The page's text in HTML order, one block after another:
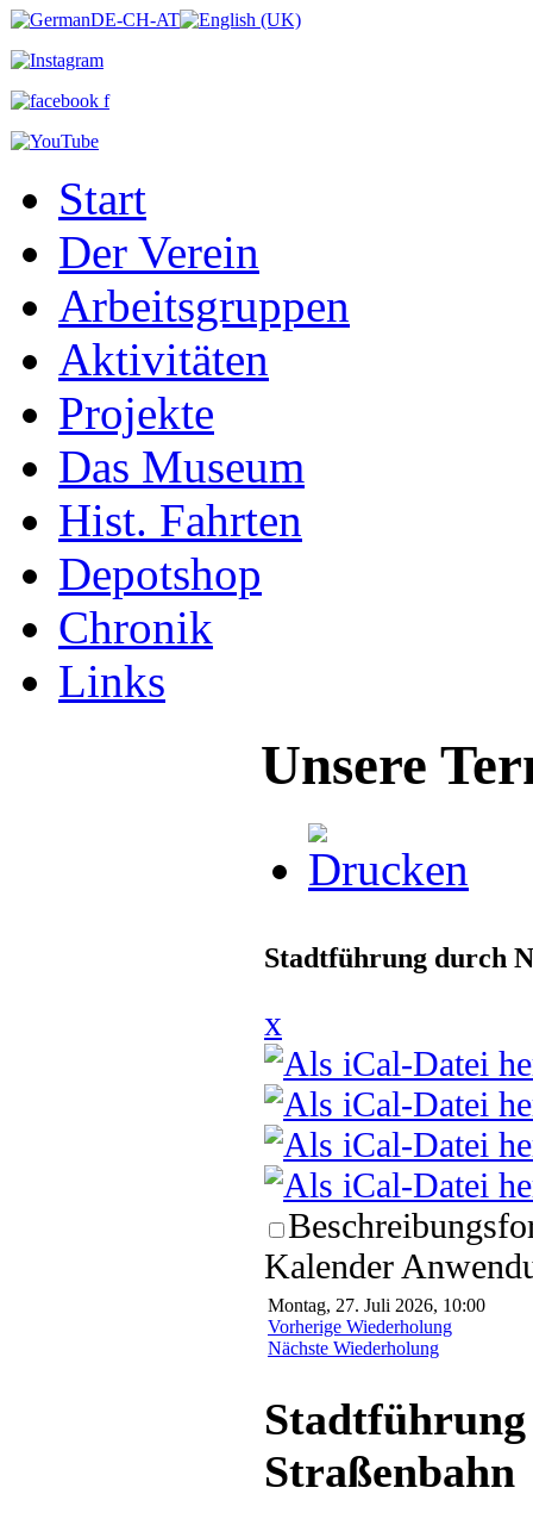
Start
Der Verein
Arbeitsgruppen
Aktivitäten
Projekte
Das Museum
Hist. Fahrten
Depotshop
Chronik
Links
Unsere
Stadtführung durch
x
Kalender
Montag, 27. Juli 2026, 10:00
Vorherige Wiederholung
Nächste Wiederholung
Straßenbahn